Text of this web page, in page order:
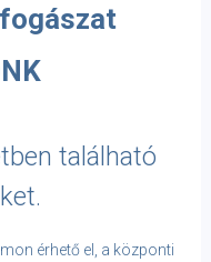
található
érhető el, a központi